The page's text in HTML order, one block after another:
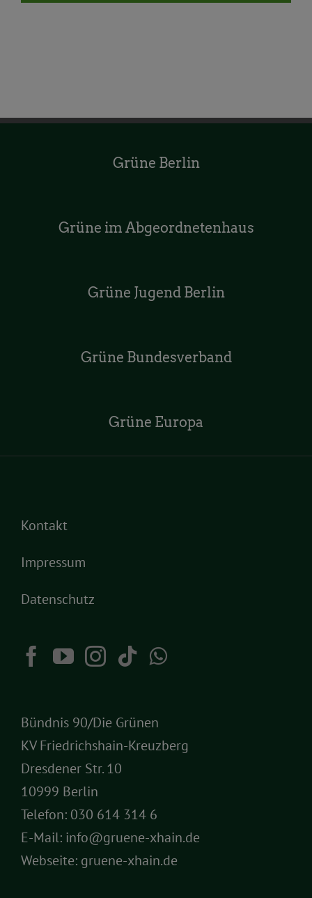
Grüne Berlin
Grüne im Abgeordnetenhaus
Grüne Jugend Berlin
Grüne Bundesverband
Grüne Europa
Kontakt
Impressum
Datenschutz
Bündnis 90/Die Grünen
KV Friedrichshain-Kreuzberg
Dresdener Str. 10
10999 Berlin
Telefon: 030 614 314 6
E-Mail: info@gruene-xhain.de
Webseite: gruene-xhain.de